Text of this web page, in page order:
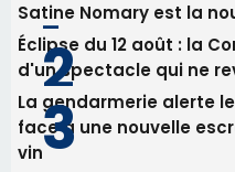
Satine Nomary est la
Éclipse du 12 août : la
d'un spectacle qui ne
La gendarmerie alerte
face à une nouvelle
vin